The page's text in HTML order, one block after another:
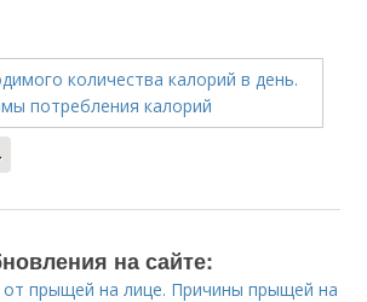
на сайте:
от прыщей на лице. Причины прыщей на